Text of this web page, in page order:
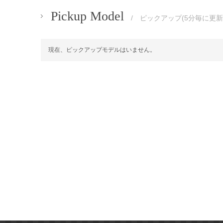
Pickup Model / ピックアップ(5分毎に更
現在、ピックアップモデルはいません。